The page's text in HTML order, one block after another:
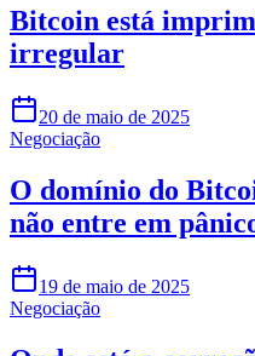
Bitcoin está
irregular
20 de maio de 2025
Negociação
O domínio do
não entre em
19 de maio de 2025
Negociação